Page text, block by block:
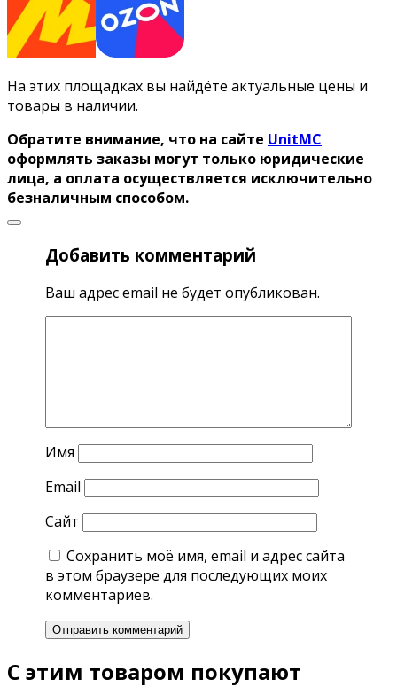
На этих площадках вы найдёте актуальные цены и
товары в наличии.
Обратите внимание, что на сайте UnitMC
оформлять заказы могут только юридические
лица, а оплата осуществляется исключительно
безналичным способом.
Добавить комментарий
Ваш адрес email не будет опубликован.
Имя
Email
Сайт
Сохранить моё имя, email и адрес сайта
в этом браузере для последующих моих
комментариев.
С этим товаром покупают